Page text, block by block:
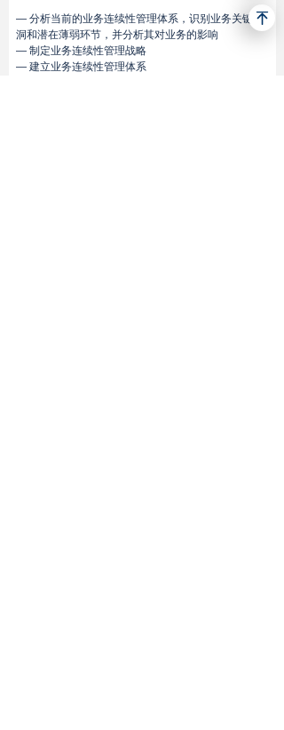
— 分析当前的业务连续性管理体系，识别业务关键漏
洞和潜在薄弱环节，并分析其对业务的影响
— 制定业务连续性管理战略
— 建立业务连续性管理体系